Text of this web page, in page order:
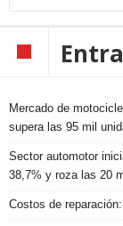
Mercado de
supera las 95 mil
Sector automotor
38,7% y roza las 20
Costos de